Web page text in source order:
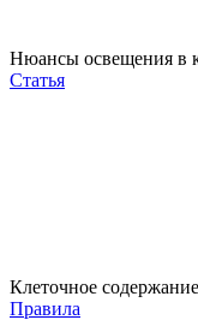
Нюансы освещения в
Статья
Клеточное
Правила